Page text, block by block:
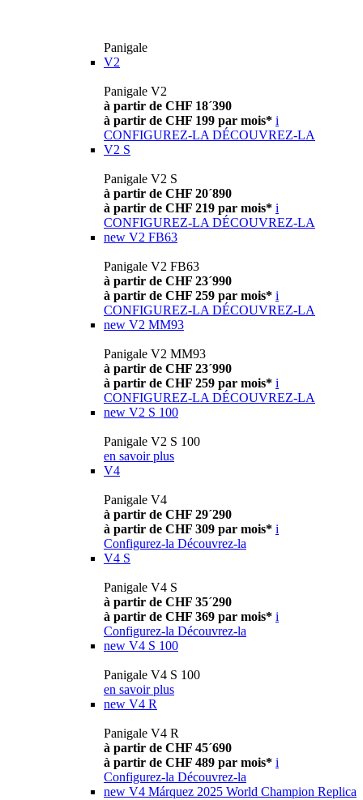
Panigale
V2
Panigale V2
à partir de CHF 18´390
à partir de CHF 199 par mois* i
CONFIGUREZ-LA DÉCOUVREZ-LA
V2 S
Panigale V2 S
à partir de CHF 20´890
à partir de CHF 219 par mois* i
CONFIGUREZ-LA DÉCOUVREZ-LA
new V2 FB63
Panigale V2 FB63
à partir de CHF 23´990
à partir de CHF 259 par mois* i
CONFIGUREZ-LA DÉCOUVREZ-LA
new V2 MM93
Panigale V2 MM93
à partir de CHF 23´990
à partir de CHF 259 par mois* i
CONFIGUREZ-LA DÉCOUVREZ-LA
new V2 S 100
Panigale V2 S 100
en savoir plus
V4
Panigale V4
à partir de CHF 29´290
à partir de CHF 309 par mois* i
Configurez-la Découvrez-la
V4 S
Panigale V4 S
à partir de CHF 35´290
à partir de CHF 369 par mois* i
Configurez-la Découvrez-la
new V4 S 100
Panigale V4 S 100
en savoir plus
new V4 R
Panigale V4 R
à partir de CHF 45´690
à partir de CHF 489 par mois* i
Configurez-la Découvrez-la
new V4 Márquez 2025 World Champion Replica